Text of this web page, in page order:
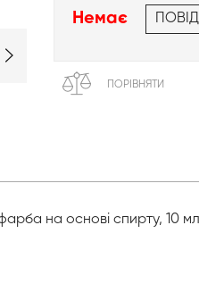
Немає
ПОРІВНЯТИ
на основі спирту, 10